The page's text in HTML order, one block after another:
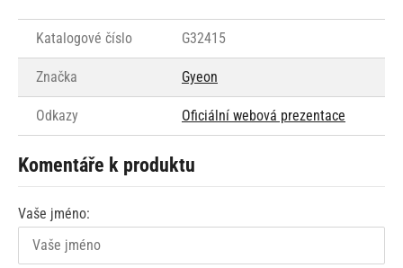
Katalogové číslo G32415
Značka Gyeon
Odkazy Oficiální webová prezentace
Komentáře k produktu
Vaše jméno: